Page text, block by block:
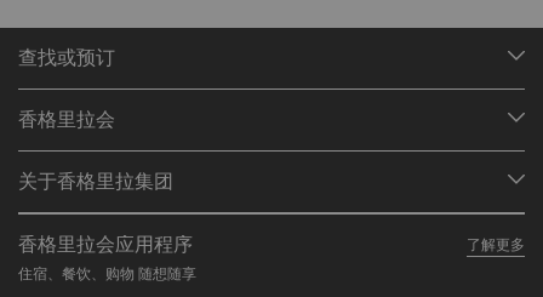
查找或预订
查找预订
餐厅与酒吧
香格里拉会
加入香格里拉会
常见问题
联络我们
关于香格里拉集团
我们的酒店品牌
香格里拉中心
职业发展
企业社会责任
香格里拉会应用程序
了解更多
住宿、餐饮、购物 随想随享